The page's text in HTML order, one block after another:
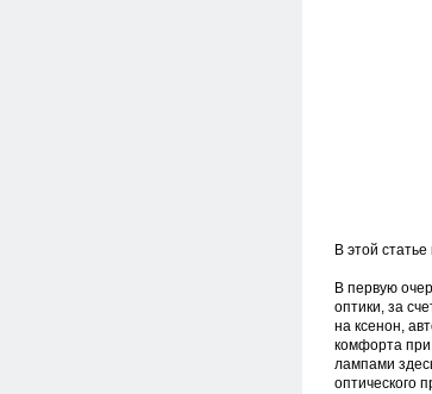
В этой
В первую
оптики, за
на ксенон,
комфорта при
лампами
оптического